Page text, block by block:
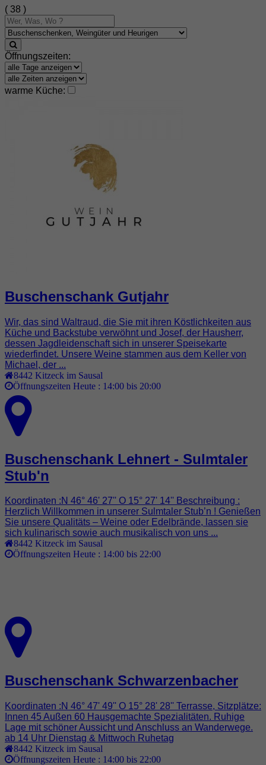
( 38 )
Öffnungszeiten:
warme Küche:
Buschenschank Gutjahr
Wir, das sind Waltraud, die Sie mit ihren Köstlichkeiten aus
Küche und Backstube verwöhnt und Josef, der Hausherr,
dessen Jagdleidenschaft sich in unserer Speisekarte
wiederfindet. Unsere Weine stammen aus dem Keller von
Michael, der ...
8442 Kitzeck im Sausal
Öffnungszeiten Heute : 14:00 bis 20:00
Buschenschank Lehnert - Sulmtaler
Stub'n
Koordinaten :N 46° 46' 27'' O 15° 27' 14'' Beschreibung :
Herzlich Willkommen in unserer Sulmtaler Stub’n ! Genießen
Sie unsere Qualitäts – Weine oder Edelbrände, lassen sie
sich kulinarisch sowie auch musikalisch von uns ...
8442 Kitzeck im Sausal
Öffnungszeiten Heute : 14:00 bis 22:00
Buschenschank Schwarzenbacher
Koordinaten :N 46° 47' 49'' O 15° 28' 28'' Terrasse, Sitzplätze:
Innen 45 Außen 60 Hausgemachte Spezialitäten. Ruhige
Lage mit schöner Aussicht und Anschluss an Wanderwege.
ab 14 Uhr Dienstag & Mittwoch Ruhetag
8442 Kitzeck im Sausal
Öffnungszeiten Heute : 14:00 bis 22:00